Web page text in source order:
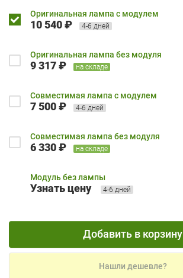
Оригинальная лампа с модулем
10 540 ₽ 4-6 дней
Оригинальная лампа без модуля
9 317 ₽ на складе
Совместимая лампа с модулем
7 500 ₽ 4-6 дней
Совместимая лампа без модуля
6 330 ₽ на складе
Модуль без лампы
Узнать цену 4-6 дней
Добавить в корзину
Нашли дешевле?